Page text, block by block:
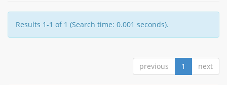
Results 1-1 of 1 (Search time: 0.001 seconds).
previous 1 next